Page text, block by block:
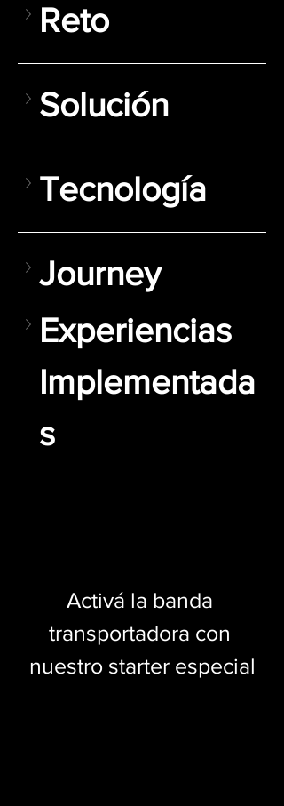
Reto
Solución
Tecnología
Journey
Experiencias
Implementada
s
Activá la banda
transportadora con
nuestro starter especial